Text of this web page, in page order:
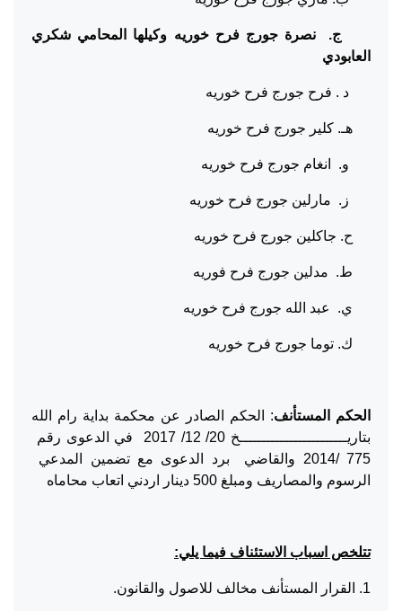
ج. نصرة جورج فرح خوريه وكيلها المحامي شكري
العابودي
د . فرح جورج فرح خوريه
هـ. كلير جورج فرح خوريه
و. انغام جورج فرح خوريه
ز. مارلين جورج فرح خوريه
ح. جاكلين جورج فرح خوريه
ط. مدلين جورج فرح فوريه
ي. عبد الله جورج فرح خوريه
ك. توما جورج فرح خوريه
الحكم المستأنف: الحكم الصادر عن محكمة بداية رام الله
بتاريــــــــــــــــــــــــخ 20/ 12/ 2017 في الدعوى رقم
775 /2014 والقاضي برد الدعوى مع تضمين المدعي
الرسوم والمصاريف ومبلغ 500 دينار اردني اتعاب محاماه
تتلخص اسباب الاستئناف فيما يلي:
1. القرار المستأنف مخالف للاصول والقانون.